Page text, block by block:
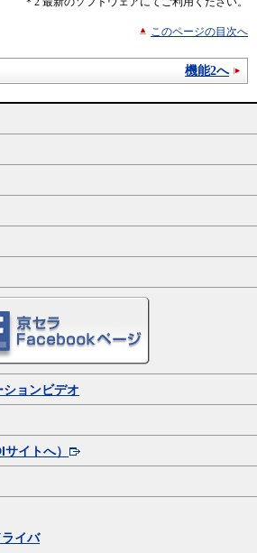
このページの目次へ
機能2へ
ョンビデオ
イトへ）
イバ